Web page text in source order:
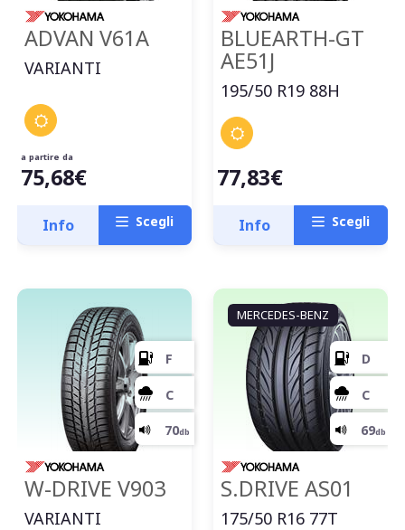
71db
ADVAN V61A
VARIANTI
a partire da
75,68€
Info Scegli
BLUEARTH-GT
AE51J
195/50 R19 88H
77,83€
Info Scegli
W-DRIVE V903
VARIANTI
MERCEDES-BENZ
S.DRIVE AS01
175/50 R16 77T